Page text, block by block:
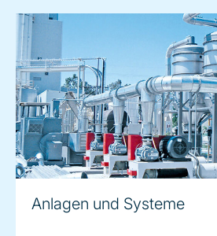
Anlagen und Systeme